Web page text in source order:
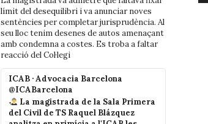
límit del desequilibri i va anunciar noves
sentències per completar jurisprudència. Al
seu lloc tenim desenes de autos amenaçant
amb condemna a costes. Es troba a faltar
reacció del Col·legi
ICAB · Advocacia Barcelona
@ICABarcelona
La magistrada de la Sala Primera
del Civil de TS Raquel Blázquez